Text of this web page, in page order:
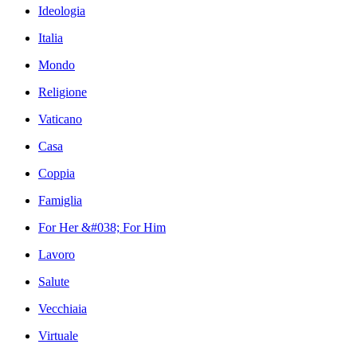
Ideologia
Italia
Mondo
Religione
Vaticano
Casa
Coppia
Famiglia
For Her &#038; For Him
Lavoro
Salute
Vecchiaia
Virtuale